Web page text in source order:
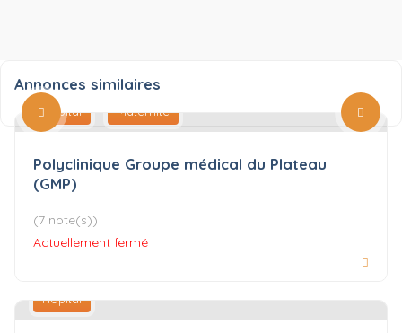
Annonces similaires
Hôpital Maternité
Polyclinique Groupe médical du Plateau
(GMP)
(7 note(s))
Actuellement fermé
Hôpital